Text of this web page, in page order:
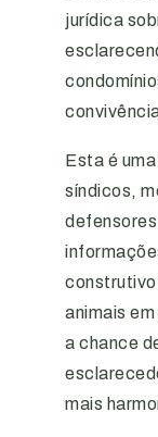
jurídica
Esta é
síndicos,
construtivo
animais
a chance
mais